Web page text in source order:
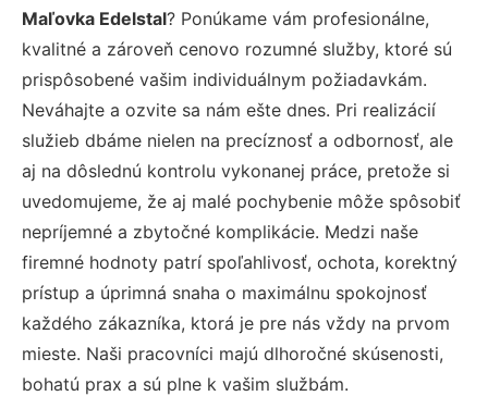
Maľovka Edelstal? Ponúkame vám profesionálne,
kvalitné a zároveň cenovo rozumné služby, ktoré sú
prispôsobené vašim individuálnym požiadavkám.
Neváhajte a ozvite sa nám ešte dnes. Pri realizácií
služieb dbáme nielen na precíznosť a odbornosť, ale
aj na dôslednú kontrolu vykonanej práce, pretože si
uvedomujeme, že aj malé pochybenie môže spôsobiť
nepríjemné a zbytočné komplikácie. Medzi naše
firemné hodnoty patrí spoľahlivosť, ochota, korektný
prístup a úprimná snaha o maximálnu spokojnosť
každého zákazníka, ktorá je pre nás vždy na prvom
mieste. Naši pracovníci majú dlhoročné skúsenosti,
bohatú prax a sú plne k vašim službám.